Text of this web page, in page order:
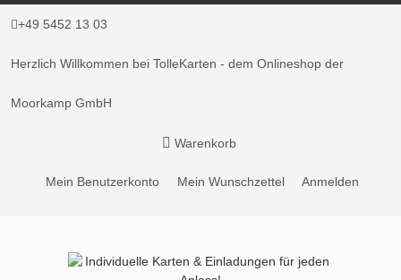
+49 5452 13 03
Herzlich Willkommen bei TolleKarten - dem Onlineshop der
Moorkamp GmbH
Warenkorb
Mein Benutzerkonto Mein Wunschzettel Anmelden